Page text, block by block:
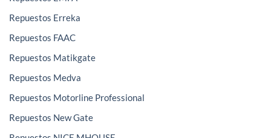
Repuestos Erreka
Repuestos FAAC
Repuestos Matikgate
Repuestos Medva
Repuestos Motorline Professional
Repuestos New Gate